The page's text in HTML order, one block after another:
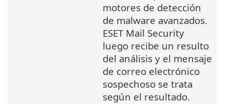
motores de detección
de malware avanzados.
ESET Mail Security
luego recibe un resulto
del análisis y el mensaje
de correo electrónico
sospechoso se trata
según el resultado.